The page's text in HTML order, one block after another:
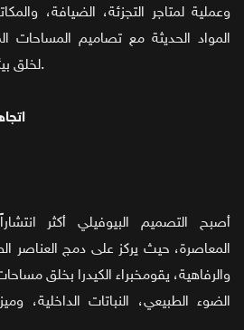
وعملية لمتاجر التجزئة، الضيافة،
المواد الحديثة مع تصاميم المساحات
لخلق بيئات ملهمة وذات تأثير قوي.
4-
أصبح التصميم البيوفيلي أكثر
المعاصرة، حيث يركز على دمج العناصر
والرفاهية، يقومخبراء الكيدرا بخلق
الضوء الطبيعي، النباتات الداخلية،